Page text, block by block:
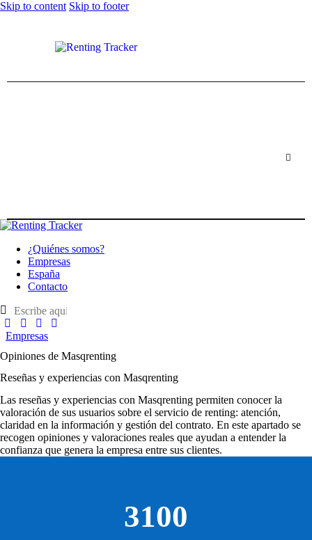
Skip to content Skip to footer
¿Quiénes somos?
Empresas
España
Contacto
Empresas
Opiniones de Masqrenting
Reseñas y experiencias con Masqrenting
Las reseñas y experiencias con Masqrenting permiten conocer la
valoración de sus usuarios sobre el servicio de renting: atención,
claridad en la información y gestión del contrato. En este apartado se
recogen opiniones y valoraciones reales que ayudan a entender la
confianza que genera la empresa entre sus clientes.
3100